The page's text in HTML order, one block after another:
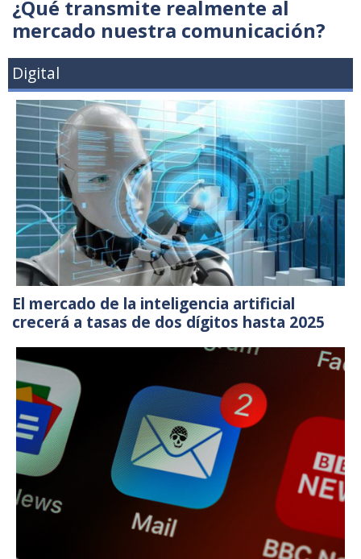
¿Qué transmite realmente al
mercado nuestra comunicación?
Digital
El mercado de la inteligencia artificial
crecerá a tasas de dos dígitos hasta 2025